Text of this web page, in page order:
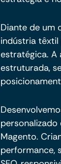
Diante de um
indústria
estratégica. A
estruturada,
Magento.
performance,